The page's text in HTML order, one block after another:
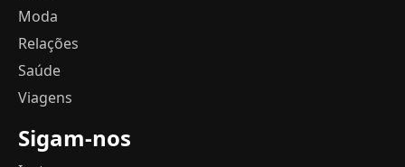
Moda
Relações
Saúde
Viagens
Sigam-nos